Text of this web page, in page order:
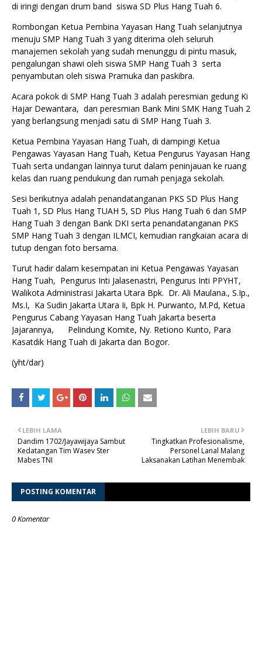
di iringi dengan drum band siswa SD Plus Hang Tuah 6.
Rombongan Ketua Pembina Yayasan Hang Tuah selanjutnya
menuju SMP Hang Tuah 3 yang diterima oleh seluruh
manajemen sekolah yang sudah menunggu di pintu masuk,
pengalungan shawi oleh siswa SMP Hang Tuah 3 serta
penyambutan oleh siswa Pramuka dan paskibra.
Acara pokok di SMP Hang Tuah 3 adalah peresmian gedung Ki
Hajar Dewantara, dan peresmian Bank Mini SMK Hang Tuah 2
yang berlangsung menjadi satu di SMP Hang Tuah 3.
Ketua Pembina Yayasan Hang Tuah, di dampingi Ketua
Pengawas Yayasan Hang Tuah, Ketua Pengurus Yayasan Hang
Tuah serta undangan lainnya turut dalam peninjauan ke ruang
kelas dan ruang pendukung dan rumah penjaga sekolah.
Sesi berikutnya adalah penandatanganan PKS SD Plus Hang
Tuah 1, SD Plus Hang TUAH 5, SD Plus Hang Tuah 6 dan SMP
Hang Tuah 3 dengan Bank DKI serta penandatanganan PKS
SMP Hang Tuah 3 dengan ILMCI, kemudian rangkaian acara di
tutup dengan foto bersama.
Turut hadir dalam kesempatan ini Ketua Pengawas Yayasan
Hang Tuah, Pengurus Inti Jalasenastri, Pengurus Inti PPYHT,
Walikota Administrasi Jakarta Utara Bpk. Dr. Ali Maulana., S.Ip.,
Ms.I, Ka Sudin Jakarta Utara Ii, Bpk H. Purwanto, M.Pd, Ketua
Pengurus Cabang Yayasan Hang Tuah Jakarta beserta
Jajarannya,
Pelindung Komite, Ny. Retiono Kunto, Para
Kasatdik Hang Tuah di Jakarta dan Bogor.
(yht/dar)
LEBIH BARU
Tingkatkan Profesionalisme,
Personel Lanal Malang
Laksanakan Latihan Menembak
LEBIH LAMA
Dandim 1702/Jayawijaya Sambut
Kedatangan Tim Wasev Ster
Mabes TNI
POSTING KOMENTAR
0 Komentar